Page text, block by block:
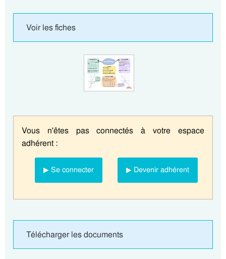
Voir les fiches
Vous n'êtes pas connectés à votre espace
adhérent :
▶ Se connecter ▶ Devenir adhérent
Télécharger les documents